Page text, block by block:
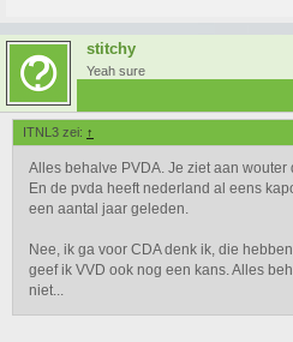
stitchy
Yeah sure
ITNL3 zei: ↑
Alles behalve PVDA. Je ziet aan
En de pvda heeft nederland al eens
een aantal jaar geleden.
Nee, ik ga voor CDA denk ik, die
geef ik VVD ook nog een kans. Alles
niet...